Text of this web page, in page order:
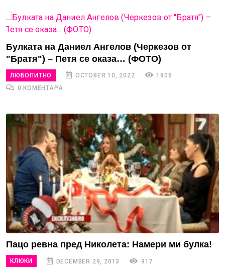
Булката на Даниел Ангелов (Черкезов от
"Братя") – Петя се оказа… (ФОТО)
ЛЮБОПИТНО OCTOBER 10, 2022
1806
0 КОМЕНТАРА
Пацо ревна пред Николета: Намери ми булка!
КЛЮКИ DECEMBER 29, 2013 917